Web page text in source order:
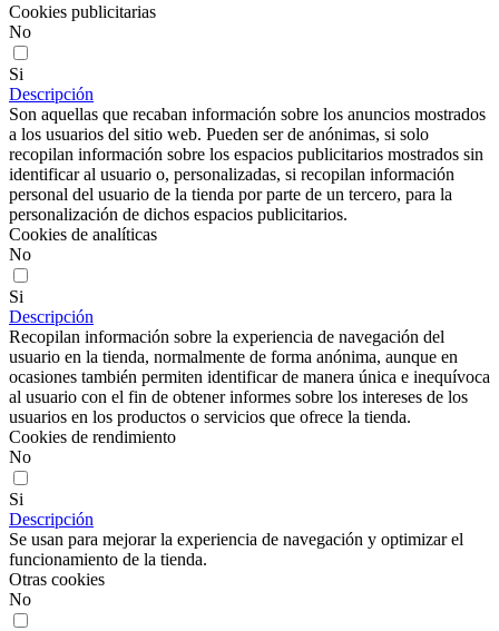
Cookies publicitarias
No
Si
Descripción
Son aquellas que recaban información sobre los anuncios mostrados
a los usuarios del sitio web. Pueden ser de anónimas, si solo
recopilan información sobre los espacios publicitarios mostrados sin
identificar al usuario o, personalizadas, si recopilan información
personal del usuario de la tienda por parte de un tercero, para la
personalización de dichos espacios publicitarios.
Cookies de analíticas
No
Si
Descripción
Recopilan información sobre la experiencia de navegación del
usuario en la tienda, normalmente de forma anónima, aunque en
ocasiones también permiten identificar de manera única e inequívoca
al usuario con el fin de obtener informes sobre los intereses de los
usuarios en los productos o servicios que ofrece la tienda.
Cookies de rendimiento
No
Si
Descripción
Se usan para mejorar la experiencia de navegación y optimizar el
funcionamiento de la tienda.
Otras cookies
No